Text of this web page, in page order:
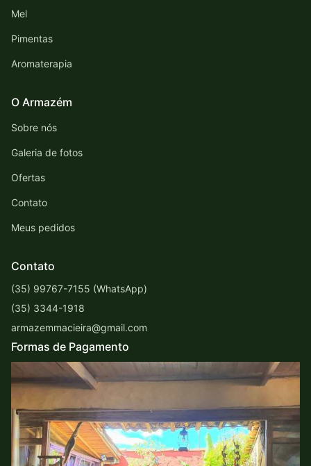
Mel
Pimentas
Aromaterapia
O Armazém
Sobre nós
Galeria de fotos
Ofertas
Contato
Meus pedidos
Contato
(35) 99767-7155 (WhatsApp)
(35) 3344-1918
armazemmacieira@gmail.com
Formas de Pagamento